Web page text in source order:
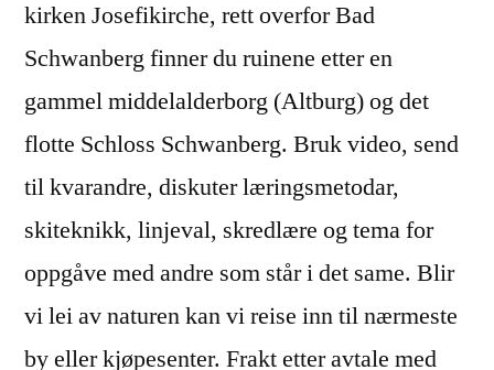
kirken Josefikirche, rett overfor Bad
Schwanberg finner du ruinene etter en
gammel middelalderborg (Altburg) og det
flotte Schloss Schwanberg. Bruk video, send
til kvarandre, diskuter læringsmetodar,
skiteknikk, linjeval, skredlære og tema for
oppgåve med andre som står i det same. Blir
vi lei av naturen kan vi reise inn til nærmeste
by eller kjøpesenter. Frakt etter avtale med